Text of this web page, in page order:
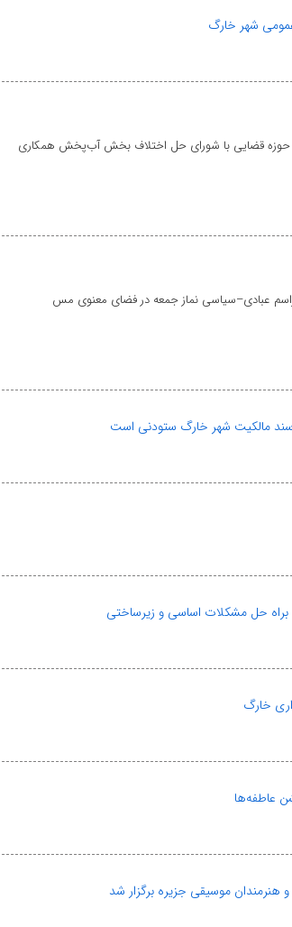
شهر خارگ
مالکیت شهر خارگ ستودنی است
حل مشکلات اساسی و زیرساختی
خارگ
عاطفه‌ها
موسیقی جزیره برگزار شد